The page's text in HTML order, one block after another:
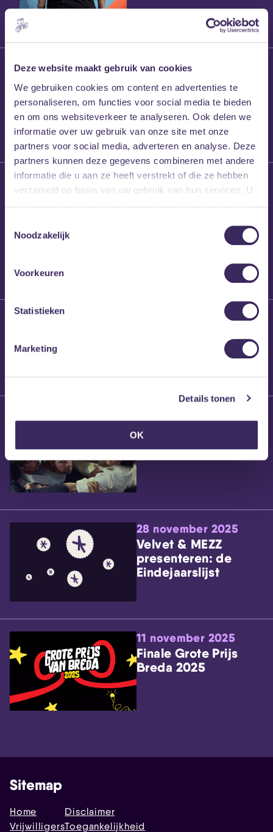
Deze website maakt gebruik van cookies
We gebruiken cookies om content en advertenties te
personaliseren, om functies voor social media te bieden
en om ons websiteverkeer te analyseren. Ook delen we
informatie over uw gebruik van onze site met onze
partners voor social media, adverteren en analyse. Deze
partners kunnen deze gegevens combineren met andere
informatie die u aan ze heeft verstrekt of die ze hebben
verzameld op basis van uw gebruik van hun services. U
Noodzakelijk
Voorkeuren
Statistieken
Marketing
Details tonen
OK
27 maart 2026
Willem’s Blog:
Frans Kalf
26 maart 2026
Willem’s Blog: High
Brennt Vanneste
Willem’s Blog: Ão
28 november 2025
Velvet & MEZZ
presenteren: de
Eindejaarslijst
11 november 2025
Finale Grote Prijs
Breda 2025
Sitemap
Home
Vrijwilligers
Disclaimer
Toegankelijkheid